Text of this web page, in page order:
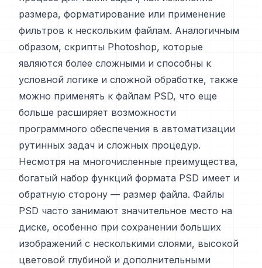
размера, форматирование или применение
фильтров к нескольким файлам. Аналогичным
образом, скрипты Photoshop, которые
являются более сложными и способны к
условной логике и сложной обработке, также
можно применять к файлам PSD, что еще
больше расширяет возможности
программного обеспечения в автоматизации
рутинных задач и сложных процедур.
Несмотря на многочисленные преимущества,
богатый набор функций формата PSD имеет и
обратную сторону — размер файла. Файлы
PSD часто занимают значительное место на
диске, особенно при сохранении больших
изображений с несколькими слоями, высокой
цветовой глубиной и дополнительными